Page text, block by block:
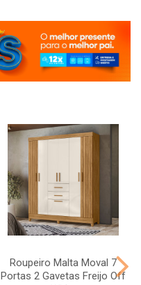
Roupeiro Malta Moval 7
Portas 2 Gavetas Freijo Off